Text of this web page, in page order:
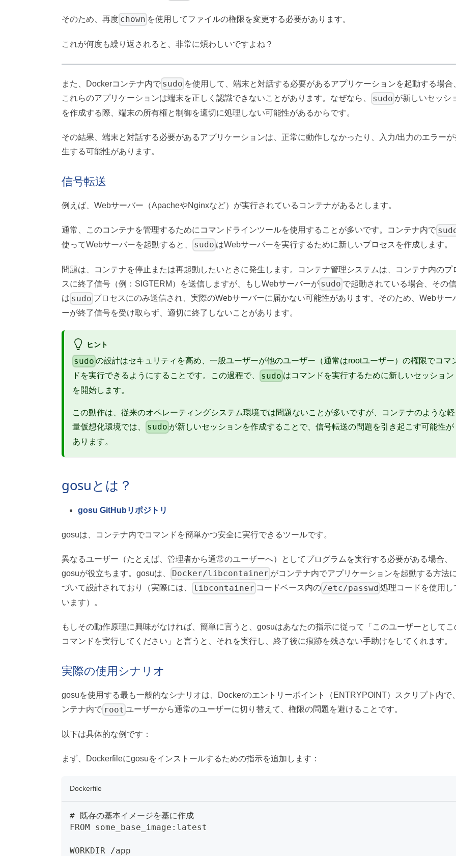
そのため、再度 chown を使用してファイルの権限を変更する必要があります。
これが何度も繰り返されると、非常に煩わしいですよね？
また、Dockerコンテナ内で sudo を使用して、端末と対話する必要があるアプリケーションを起動する場合
これらのアプリケーションは端末を正しく認識できないことがあります。なぜなら、
sudo が新しいセッシ
を作成する際、端末の所有権と制御を適切に処理しない可能性があるからです。
その結果、端末と対話する必要があるアプリケーションは、正常に動作しなかったり、入力/出力のエラーが
生する可能性があります。
信号転送
例えば、Webサーバー（ApacheやNginxなど）が実行されているコンテナがあるとします。
通常、このコンテナを管理するためにコマンドラインツールを使用することが多いです。コンテナ内で
使ってWebサーバーを起動すると、 sudo はWebサーバーを実行するために新しいプロセスを作成します。
問題は、コンテナを停止または再起動したいときに発生します。コンテナ管理システムは、コンテナ内のプ
スに終了信号（例：SIGTERM）を送信しますが、もしWebサーバーが sudo で起動されている場合、その
は sudo プロセスにのみ送信され、実際のWebサーバーに届かない可能性があります。そのため、Webサー
ーが終了信号を受け取らず、適切に終了しないことがあります。
ヒント
sudo の設計はセキュリティを高め、一般ユーザーが他のユーザー（通常はrootユーザー）の権限でコマ
ドを実行できるようにすることです。この過程で、
sudo はコマンドを実行するために新しいセッション
を開始します。
この動作は、従来のオペレーティングシステム環境では問題ないことが多いですが、コンテナのような軽
量仮想化環境では、
sudo が新しいセッションを作成することで、信号転送の問題を引き起こす可能性が
あります。
gosuとは？
gosu GitHubリポジトリ
gosuは、コンテナ内でコマンドを簡単かつ安全に実行できるツールです。
異なるユーザー（たとえば、管理者から通常のユーザーへ）としてプログラムを実行する必要がある場合、
gosuが役立ちます。gosuは、
Docker/libcontainer がコンテナ内でアプリケーションを起動する方法
づいて設計されており（実際には、
libcontainer コードベース内の /etc/passwd 処理コードを使用し
います）。
もしその動作原理に興味がなければ、簡単に言うと、gosuはあなたの指示に従って「このユーザーとしてこ
コマンドを実行してください」と言うと、それを実行し、終了後に痕跡を残さない手助けをしてくれます。
実際の使用シナリオ
gosuを使用する最も一般的なシナリオは、Dockerのエントリーポイント（ENTRYPOINT）スクリプト内で
ンテナ内で root ユーザーから通常のユーザーに切り替えて、権限の問題を避けることです。
以下は具体的な例です：
まず、Dockerfileにgosuをインストールするための指示を追加します：
Dockerfile
# 既存の基本イメージを基に作成
FROM some_base_image:latest
WORKDIR /app